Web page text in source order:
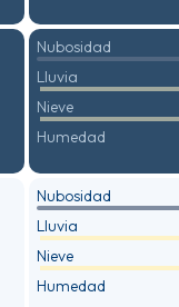
Nubosidad
Lluvia
Nieve
Humedad
Nubosidad
Lluvia
Nieve
Humedad